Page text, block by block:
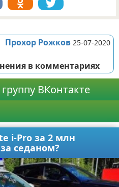
Прохор Рожков 25-07-2020
в комментариях
ВКонтакте
i-Pro за 2 млн
седаном?